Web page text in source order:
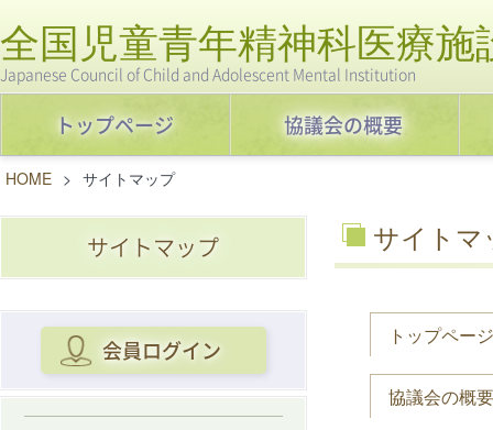
全国児童青年精神科医療施
Japanese Council of Child and Adolescent Mental Institution
トップページ 協議会の概要
HOME > サイトマップ
サイトマ
トップページ
協議会の概要
サイトマップ
会員ログイン